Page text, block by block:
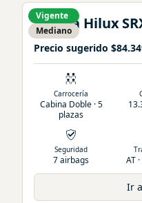
Vigente
Mediano
Toyota Hilux
Precio sugerido
Carrocería
Cabina Doble · 5
plazas
Seguridad
7 airbags AT
Ir